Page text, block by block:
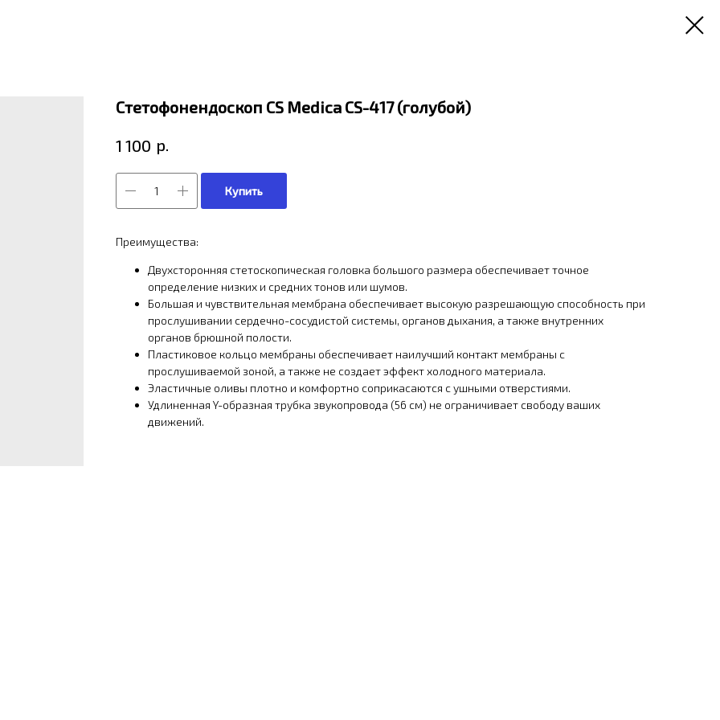
Стетофонендоскоп CS Medica CS-417 (голубой)
1 100 р.
Купить
Преимущества:
Двухсторонняя стетоскопическая головка большого размера обеспечивает точное
определение низких и средних тонов или шумов.
Большая и чувствительная мембрана обеспечивает высокую разрешающую способность при
прослушивании сердечно-сосудистой системы, органов дыхания, а также внутренних
органов брюшной полости.
Пластиковое кольцо мембраны обеспечивает наилучший контакт мембраны с
прослушиваемой зоной, а также не создает эффект холодного материала.
Эластичные оливы плотно и комфортно соприкасаются с ушными отверстиями.
Удлиненная Y-образная трубка звукопровода (56 см) не ограничивает свободу ваших
движений.